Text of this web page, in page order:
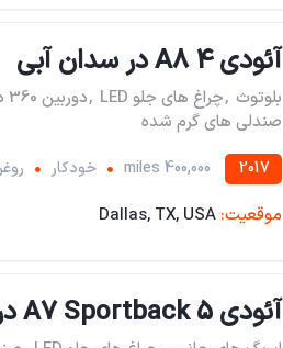
آئودی A8 4 در سدان آبی
بلوتوث ,چراغ های جلو LED ,دوربین 360 درجه
صندلی های گرم شده
2017
400,000 miles خودکار
موقعیت: Dallas, TX, USA
آئودی A7 Sportback 5 در هاچ بک نقره ای